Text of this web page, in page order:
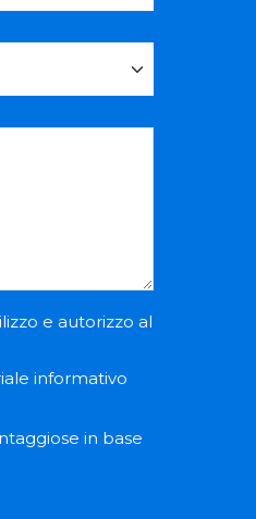
e autorizzo al
informativo
in base